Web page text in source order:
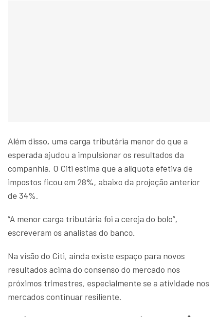
Além disso, uma carga tributária menor do que a
esperada ajudou a impulsionar os resultados da
companhia. O Citi estima que a alíquota efetiva de
impostos ficou em 28%, abaixo da projeção anterior
de 34%.
“A menor carga tributária foi a cereja do bolo”,
escreveram os analistas do banco.
Na visão do Citi, ainda existe espaço para novos
resultados acima do consenso do mercado nos
próximos trimestres, especialmente se a atividade nos
mercados continuar resiliente.